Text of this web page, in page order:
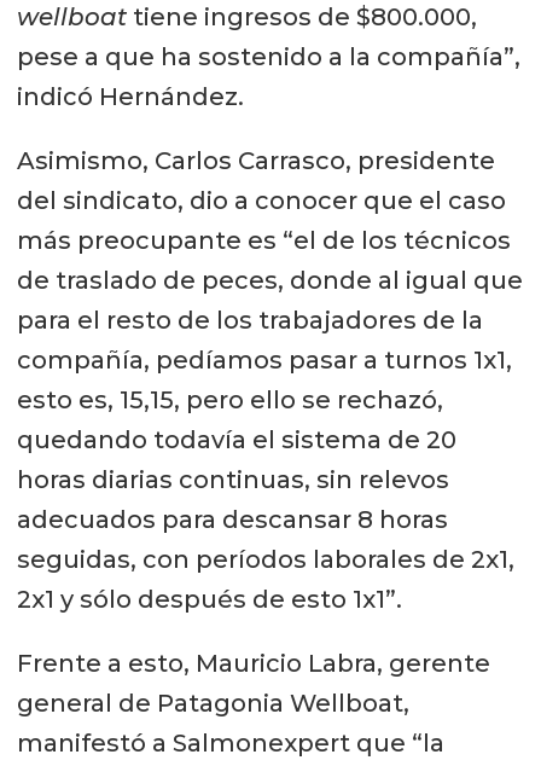
wellboattiene ingresos de $800.000,
pese a que ha sostenido a la compañía”,
indicó Hernández.
Asimismo, Carlos Carrasco, presidente
del sindicato, dio a conocer que el caso
más preocupante es “el de los técnicos
de traslado de peces, donde al igual que
para el resto de los trabajadores de la
compañía, pedíamos pasar a turnos 1x1,
esto es, 15,15, pero ello se rechazó,
quedando todavía el sistema de 20
horas diarias continuas, sin relevos
adecuados para descansar 8 horas
seguidas, con períodos laborales de 2x1,
2x1 y sólo después de esto 1x1”.
Frente a esto, Mauricio Labra, gerente
general de Patagonia Wellboat,
manifestó a Salmonexpert que “la